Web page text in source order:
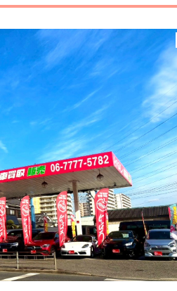
！ご来店のお客様は、店舗正面に専用
ます。混雑時もスタッフがご案内いた
ください。
お客様の愛車を正確に査定を行い高価
の『高価買取』だけでなく、『委託販
の売却のサポートを行っています。…
！※当店の在庫車両は、店舗外のガレ
りますので、ご来店の際は事前にご予
お客様にスムーズなご案内を心がけ…
店では、お客様に寄り添いご提案する
の詳細などは、テーブルのモニターに
軽にご来店下さい。
井（アシスタント）寺口（保険担当）
店長）米澤（営業）経験豊富なスタッ
を致します。又、女性スタッフも在…